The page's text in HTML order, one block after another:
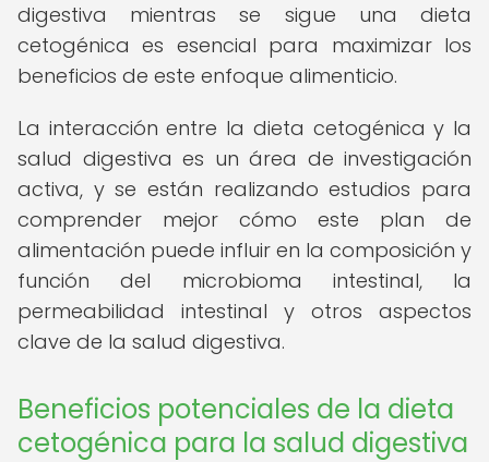
digestiva mientras se sigue una dieta
cetogénica es esencial para maximizar los
beneficios de este enfoque alimenticio.
La interacción entre la dieta cetogénica y la
salud digestiva es un área de investigación
activa, y se están realizando estudios para
comprender mejor cómo este plan de
alimentación puede influir en la composición y
función del microbioma intestinal, la
permeabilidad intestinal y otros aspectos
clave de la salud digestiva.
Beneficios potenciales de la dieta
cetogénica para la salud digestiva